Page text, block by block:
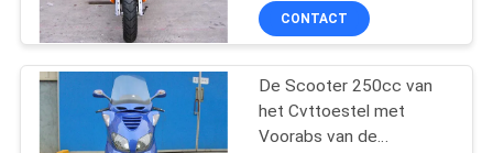
CONTACTEER
ONS
VERZOEK
CONTACT
De Scooter 250cc van
het Cvttoestel met
Voorabs van de